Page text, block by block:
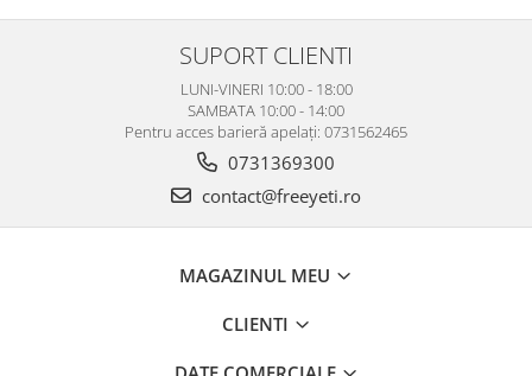
SUPORT CLIENTI
LUNI-VINERI 10:00 - 18:00
SAMBATA 10:00 - 14:00
Pentru acces barieră apelați: 0731562465
0731369300
contact@freeyeti.ro
MAGAZINUL MEU
CLIENTI